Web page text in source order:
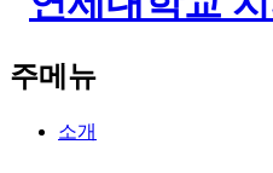
주메뉴
소개